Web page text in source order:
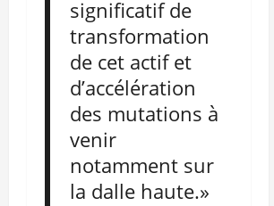
significatif de
transformation
de cet actif et
d’accélération
des mutations à
venir
notamment sur
la dalle haute.»